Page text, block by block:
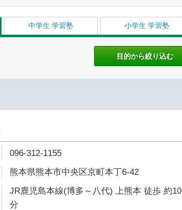
中学生 学習塾 小学生 学習塾
096-312-1155
熊本県熊本市中央区京町本丁6-42
JR鹿児島本線(博多～八代) 上熊本 徒歩 約10
分